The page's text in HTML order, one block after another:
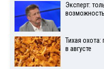
Эксперт:
Тихая охота:
в августе